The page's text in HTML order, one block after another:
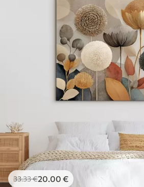
33.33€20.00 €